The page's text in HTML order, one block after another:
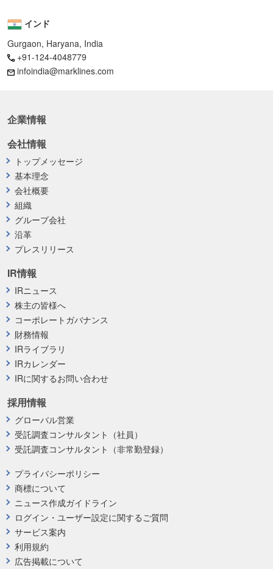
インド
Gurgaon, Haryana, India
+91-124-4048779
infoindia@marklines.com
企業情報
プライバシーポリシー
商標について
ニュース作成ガイドライン
ログイン・ユーザー設定に関するご質問
サービス案内
利用規約
広告掲載について
採用情報
グローバル営業
受託調査コンサルタント（社員）
受託調査コンサルタント（非常勤登録）
会社情報
トップメッセージ
基本理念
会社概要
組織
グループ会社
沿革
プレスリリース
IR情報
IRニュース
株主の皆様へ
コーポレートガバナンス
財務情報
IRライブラリ
IRカレンダー
IRに関するお問い合わせ